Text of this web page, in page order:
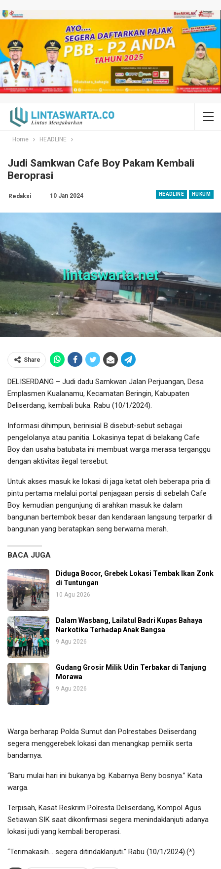
Home HEADLINE
Judi Samkwan Cafe Boy Pakam Kembali
Beroprasi
HEADLINE HUKUM
Redaksi 10 Jan 2024
Share
DELISERDANG – Judi dadu Samkwan Jalan Perjuangan, Desa
Emplasmen Kualanamu, Kecamatan Beringin, Kabupaten
Deliserdang, kembali buka. Rabu (10/1/2024).
Informasi dihimpun, berinisial B disebut-sebut sebagai
pengelolanya atau panitia. Lokasinya tepat di belakang Cafe
Boy dan usaha batubata ini membuat warga merasa terganggu
dengan aktivitas ilegal tersebut.
Untuk akses masuk ke lokasi di jaga ketat oleh beberapa pria di
pintu pertama melalui portal penjagaan persis di sebelah Cafe
Boy. kemudian pengunjung di arahkan masuk ke dalam
bangunan bertembok besar dan kendaraan langsung terparkir di
bangunan yang beratapkan seng berwarna merah.
BACA JUGA
Diduga Bocor, Grebek Lokasi Tembak Ikan Zonk
di Tuntungan
10 Agu 2026
Dalam Wasbang, Lailatul Badri Kupas Bahaya
Narkotika Terhadap Anak Bangsa
9 Agu 2026
Gudang Grosir Milik Udin Terbakar di Tanjung
Morawa
9 Agu 2026
Warga berharap Polda Sumut dan Polrestabes Deliserdang
segera menggerebek lokasi dan menangkap pemilik serta
bandarnya.
“Baru mulai hari ini bukanya bg. Kabarnya Beny bosnya.” Kata
warga.
Terpisah, Kasat Reskrim Polresta Deliserdang, Kompol Agus
Setiawan SIK saat dikonfirmasi segera menindaklanjuti adanya
lokasi judi yang kembali beroperasi.
“Terimakasih… segera ditindaklanjuti.” Rabu (10/1/2024).(*)